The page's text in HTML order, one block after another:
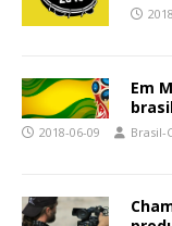
Em
2018-06-09 Brasil-